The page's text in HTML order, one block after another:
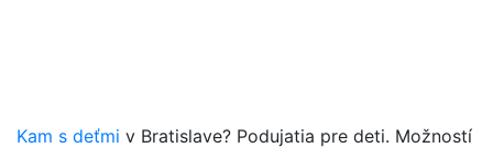
Kam s deťmi v Bratislave? Podujatia pre deti. Možností